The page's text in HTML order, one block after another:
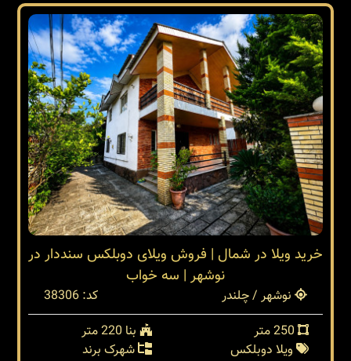
خرید ویلا در شمال | فروش ویلای دوبلکس سنددار در
نوشهر | سه خواب
نوشهر / چلندر
کد: 38306
بنا 220 متر
ویلا دوبلکس
شهرک برند